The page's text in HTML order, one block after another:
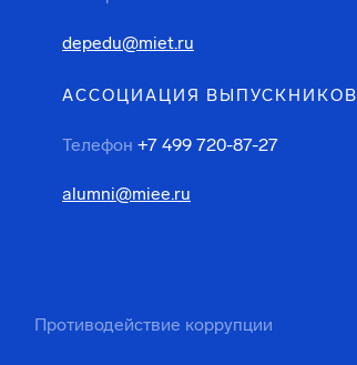
depedu@miet.ru
АССОЦИАЦИЯ ВЫПУСКНИКОВ
Телефон +7 499 720-87-27
alumni@miee.ru
Противодействие коррупции